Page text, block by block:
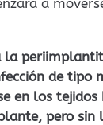
la
de tipo
en los tejidos
pero sin